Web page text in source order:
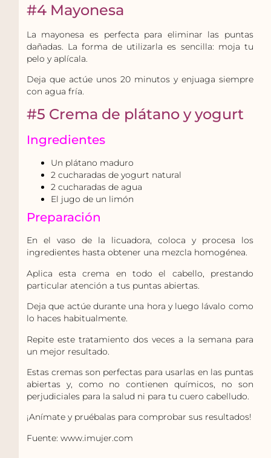
#4 Mayonesa
La mayonesa es perfecta para eliminar las puntas
dañadas. La forma de utilizarla es sencilla: moja tu
pelo y aplícala.
Deja que actúe unos 20 minutos y enjuaga siempre
con agua fría.
#5 Crema de plátano y yogurt
Ingredientes
Un plátano maduro
2 cucharadas de yogurt natural
2 cucharadas de agua
El jugo de un limón
Preparación
En el vaso de la licuadora, coloca y procesa los
ingredientes hasta obtener una mezcla homogénea.
Aplica esta crema en todo el cabello, prestando
particular atención a tus puntas abiertas.
Deja que actúe durante una hora y luego lávalo como
lo haces habitualmente.
Repite este tratamiento dos veces a la semana para
un mejor resultado.
Estas cremas son perfectas para usarlas en las puntas
abiertas y, como no contienen químicos, no son
perjudiciales para la salud ni para tu cuero cabelludo.
¡Anímate y pruébalas para comprobar sus resultados!
Fuente: www.imujer.com